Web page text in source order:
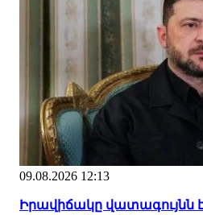
09.08.2026 12:13
Իրավիճակը